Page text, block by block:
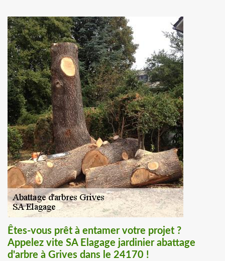
Êtes-vous prêt à entamer votre projet ?
Appelez vite SA Elagage jardinier abattage
d'arbre à Grives dans le 24170 !